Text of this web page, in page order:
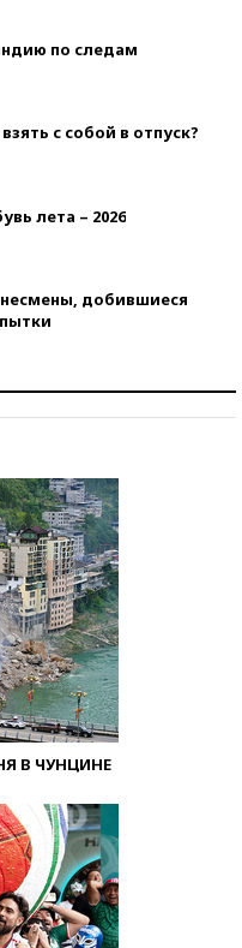
по следам
с собой в отпуск?
лета – 2026
добившиеся
В ЧУНЦИНЕ